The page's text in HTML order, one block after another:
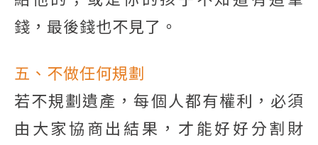
錢，最後錢也不見了。
五、不做任何規劃
若不規劃遺產，每個人都有權利，必須
由大家協商出結果，才能好好分割財